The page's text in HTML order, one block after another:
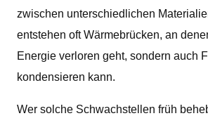
zwischen unterschiedlichen
entstehen oft Wärmebrücken, an
Energie verloren geht, sondern auch
kondensieren kann.
Wer solche Schwachstellen früh